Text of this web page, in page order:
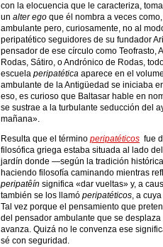
con la elocuencia que le caracteriza,
un alter ego que él nombra a veces
ambulante pero, curiosamente, no al
peripatético seguidores de su fundador
pensador de ese círculo como Teofrasto,
Rodas, Sátiro, o Andrónico de Rodas,
escuela peripatética aparece en el
ambulante de la Antigüedad se iniciaba
eso, es curioso que Baltasar hable en
se sustrae a la turbulante seducción del
mañana».
Resulta que el término peripatéticos fue
filosófica griega estaba situada al lado
jardín donde —según la tradición
haciendo filosofía caminando mientras
peripatêín significa «dar vueltas» y, a
también se los llamó peripatéticos, a
Tal vez porque el pensamiento que
del pensador ambulante que se
avanza. Quizá no le convenza ese
sé con seguridad.